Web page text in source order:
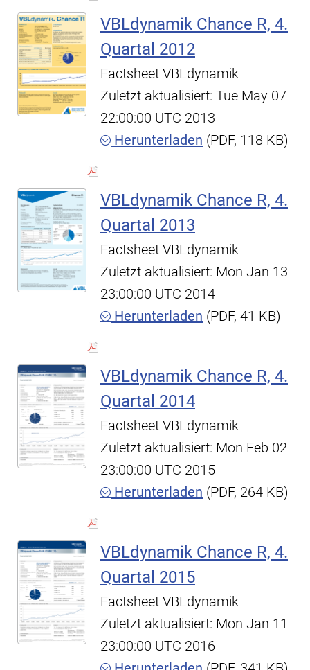
VBLdynamik Chance R, 4.
Quartal 2012
Factsheet VBLdynamik
Zuletzt aktualisiert: Tue May 07
22:00:00 UTC 2013
Herunterladen (PDF, 118 KB)
VBLdynamik Chance R, 4.
Quartal 2013
Factsheet VBLdynamik
Zuletzt aktualisiert: Mon Jan 13
23:00:00 UTC 2014
Herunterladen (PDF, 41 KB)
VBLdynamik Chance R, 4.
Quartal 2014
Factsheet VBLdynamik
Zuletzt aktualisiert: Mon Feb 02
23:00:00 UTC 2015
Herunterladen (PDF, 264 KB)
VBLdynamik Chance R, 4.
Quartal 2015
Factsheet VBLdynamik
Zuletzt aktualisiert: Mon Jan 11
23:00:00 UTC 2016